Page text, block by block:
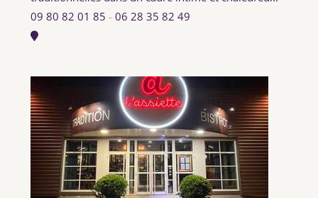
09 80 82 01 85 - 06 28 35 82 49